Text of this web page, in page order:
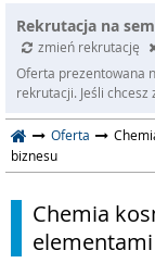
Rekrutacja na
zmień rekrutację
Oferta prezentowana
rekrutacji. Jeśli
Oferta
biznesu
Chemia